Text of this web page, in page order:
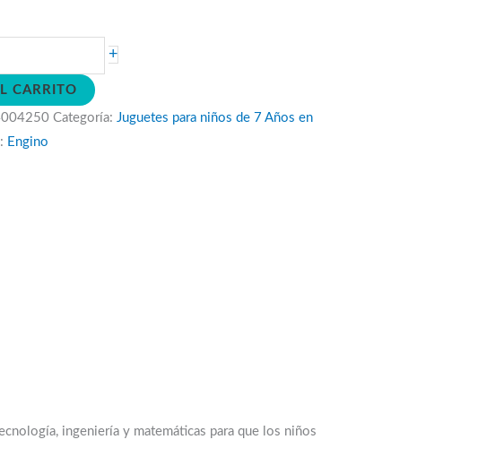
+
CARRITO
Categoría: Juguetes para niños de 7 Años en
Engino
ingeniería y matemáticas para que los niños